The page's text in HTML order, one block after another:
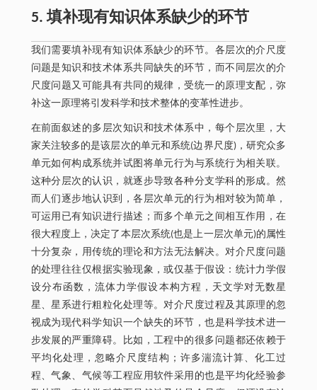
5. 填补现有知识体系缺少的环节
我们需要填补现有知识体系缺少的环节。各层次的介尺度
问题是知识和技术体系共同缺失的环节，而不同层次的介
尺度问题又可能具有共同的规律，受统一的原理支配，弥
补这一原理将引发科学和技术整体的变革性进步。
在前面叙述的多层次知识和技术体系中，每个层次里，大
家关注较多的是该层次的单元和系统(边界尺度)，研究众多
单元如何构成系统并试图将单元行为与系统行为相关联。
这种分层次的认识，就逐步导致各种分支学科的形成。然
而人们逐步地认识到，各层次单元的行为相对较为简单，
可运用已有知识进行描述；而多个单元之间相互作用，在
很大程度上，决定了本层次系统(也是上一层次单元)的属性
十分复杂，用传统的理论和方法无法解决。对介尺度问题
的处理往往仅根据实验现象，或仅基于假设：统计力学假
设分布函数，流体力学假设本构方程，天文学对无数星
星、星系进行粗粒化处理等。对介尺度过程及其原理的忽
视成为现代科学知识一个缺失的环节，也是科学技术进一
步发展的严重障碍。比如，工程中的很多问题都还依赖于
平均化处理，忽略介尺度结构；许多湍流计算、化工过
程、气象、气候等工程应用软件采用的也是平均化经验参